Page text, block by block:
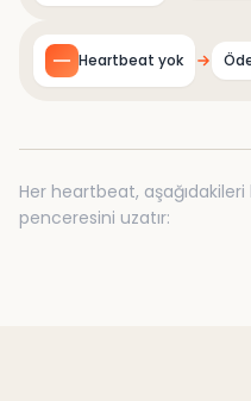
Heartbeat yok
Her heartbeat,
penceresini uzatır: